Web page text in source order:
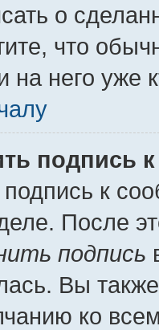
о
что
него уже
подпись
к
После
подпись
Вы
ко